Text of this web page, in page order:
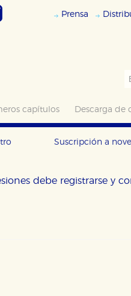
Prensa
capítulos Descarga de
Suscripción a
debe registrarse y